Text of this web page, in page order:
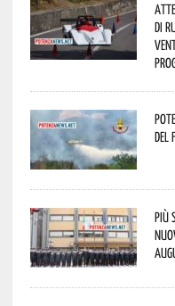
di
del
Più